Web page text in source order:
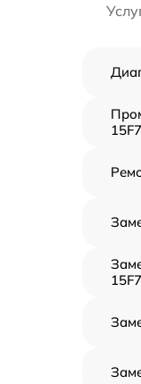
15F7
15F7